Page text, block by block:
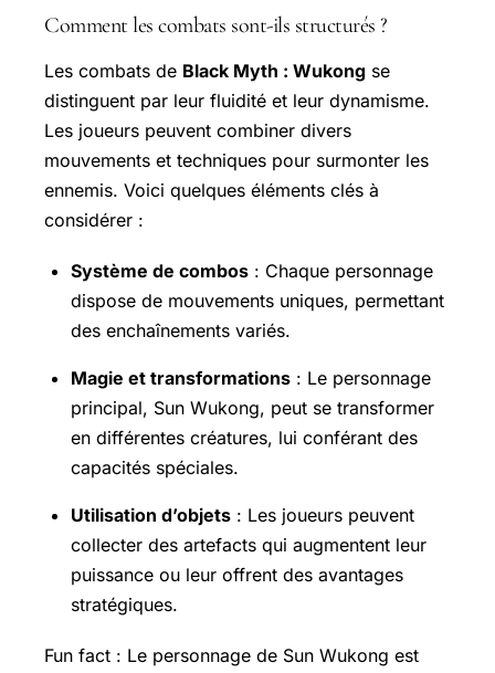
Comment les combats sont-ils structurés ?
Les combats de Black Myth : Wukong se
distinguent par leur fluidité et leur dynamisme.
Les joueurs peuvent combiner divers
mouvements et techniques pour surmonter les
ennemis. Voici quelques éléments clés à
considérer :
Système de combos : Chaque personnage
dispose de mouvements uniques, permettant
des enchaînements variés.
Magie et transformations : Le personnage
principal, Sun Wukong, peut se transformer
en différentes créatures, lui conférant des
capacités spéciales.
Utilisation d’objets : Les joueurs peuvent
collecter des artefacts qui augmentent leur
puissance ou leur offrent des avantages
stratégiques.
Fun fact : Le personnage de Sun Wukong est